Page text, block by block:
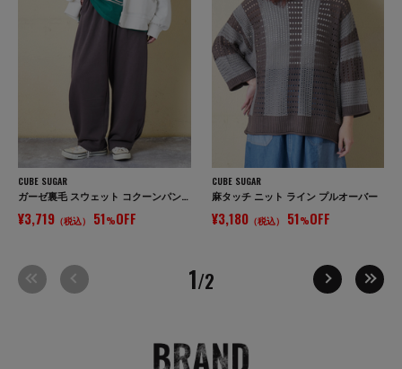
CUBE SUGAR
ガーゼ裏毛 スウェット コクーンパンツ
¥3,719 （税込） 51%OFF
CUBE SUGAR
麻タッチ ニット ライン プルオーバー
¥3,180（税込） 51%OFF
1/2